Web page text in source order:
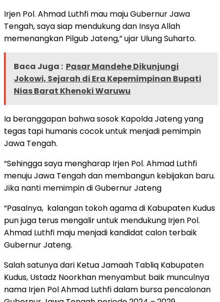
Irjen Pol. Ahmad Luthfi mau maju Gubernur Jawa
Tengah, saya siap mendukung dan Insya Allah
memenangkan Pilgub Jateng,” ujar Ulung Suharto.
Baca Juga : Pasar Mandehe Dikunjungi
Jokowi, Sejarah di Era Kepemimpinan Bupati
Nias Barat Khenoki Waruwu
Ia beranggapan bahwa sosok Kapolda Jateng yang
tegas tapi humanis cocok untuk menjadi pemimpin
Jawa Tengah.
“Sehingga saya mengharap Irjen Pol. Ahmad Luthfi
menuju Jawa Tengah dan membangun kebijakan baru.
Jika nanti memimpin di Gubernur Jateng
“Pasalnya, kalangan tokoh agama di Kabupaten Kudus
pun juga terus mengalir untuk mendukung Irjen Pol.
Ahmad Luthfi maju menjadi kandidat calon terbaik
Gubernur Jateng.
Salah satunya dari Ketua Jamaah Tabliq Kabupaten
Kudus, Ustadz Noorkhan menyambut baik munculnya
nama Irjen Pol Ahmad Luthfi dalam bursa pencalonan